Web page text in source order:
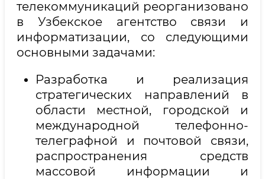
телекоммуникаций реорганизовано
в Узбекское агентство связи и
информатизации, со следующими
основными задачами:
Разработка и реализация
стратегических направлений в
области местной, городской и
международной телефонно-
телеграфной и почтовой связи,
распространения средств
массовой информации и